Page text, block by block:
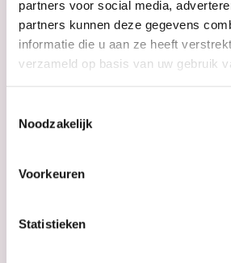
partners voor social media,
partners kunnen deze gegevens
informatie die u aan ze heeft
verzameld op basis van uw gebruik
Noodzakelijk
Voorkeuren
Statistieken
in balans te brengen. Deze
druivenpitolie en avocado-olie
verzorgingsproducten. Ideaal
waardoor je haar gezonder,
Deze haarolie is ontworpen om